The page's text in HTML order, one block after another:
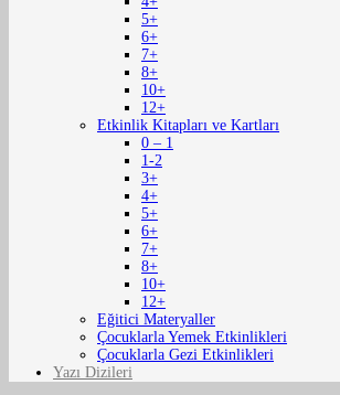
5+
6+
7+
8+
10+
12+
Etkinlik Kitapları ve Kartları
0 – 1
1-2
3+
4+
5+
6+
7+
8+
10+
12+
Eğitici Materyaller
Çocuklarla Yemek Etkinlikleri
Çocuklarla Gezi Etkinlikleri
Yazı Dizileri